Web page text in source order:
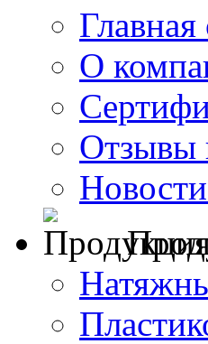
Главная
О
Отзывы